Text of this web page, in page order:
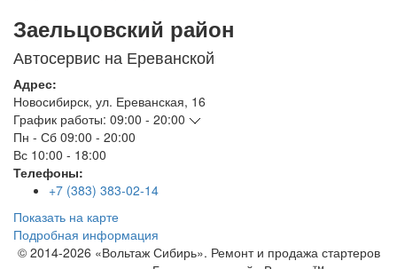
Заельцовский район
Автосервис на Ереванской
Адрес:
Новосибирск, ул. Ереванская, 16
График работы: 09:00 - 20:00
Пн - Сб 09:00 - 20:00
Вс 10:00 - 18:00
Телефоны:
+7 (383) 383-02-14
Показать на карте
Подробная информация
© 2014-2026 «Вольтаж Сибирь». Ремонт и продажа стартеров